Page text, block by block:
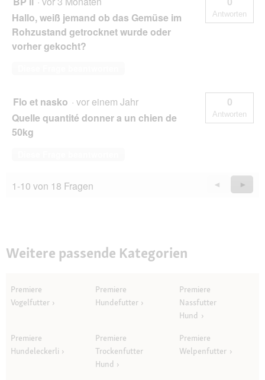
Hallo, weiß jemand ob das Gemüse im
Rohzustand getrocknet wurde oder
vorher gekocht?
Antworten
Flo et nasko · vor einem Jahr
Quelle quantité donner a un chien de
50kg
0
Antworten
1-10 von 18 Fragen
Zurück
Questions
◄
Weiter
►
Weitere passende Kategorien
Premiere
Vogelfutter
Premiere
Hundefutter
Premiere
Nassfutter
Hund
Premiere
Hundeleckerli
Premiere
Trockenfutter
Hund
Premiere
Welpenfutter